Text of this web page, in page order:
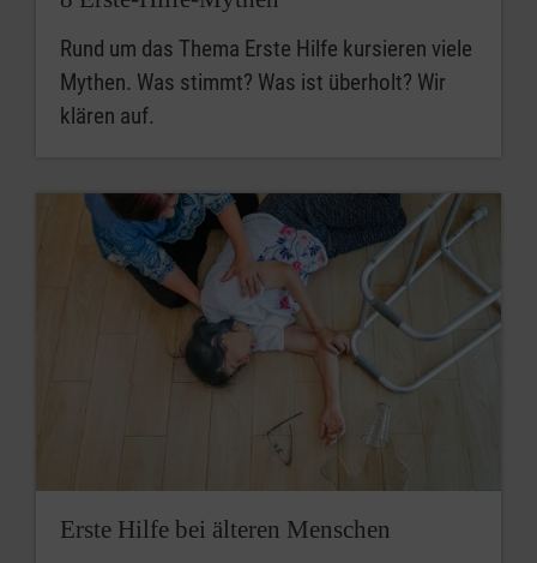
Rund um das Thema Erste Hilfe kursieren viele
Mythen. Was stimmt? Was ist überholt? Wir
klären auf.
Erste Hilfe bei älteren Menschen